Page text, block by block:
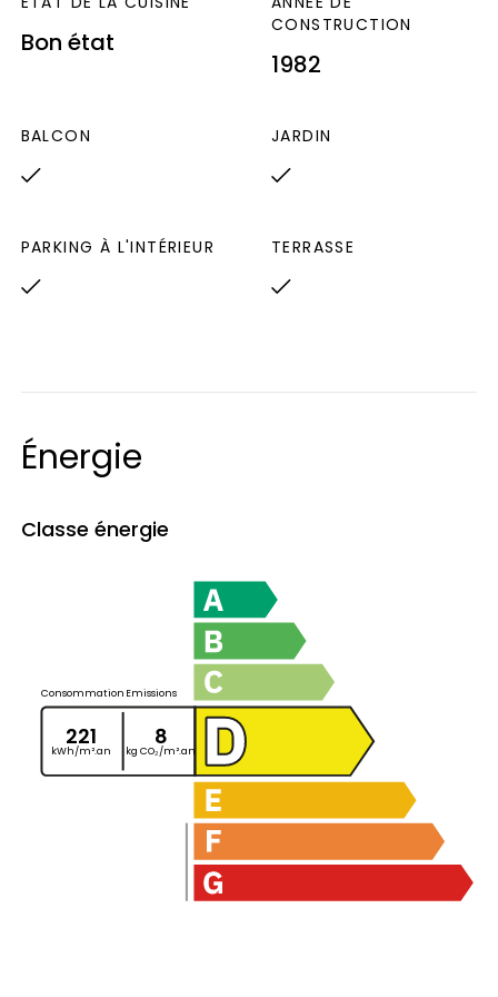
Bon état
CONSTRUCTION
1982
BALCON JARDIN
PARKING À L'INTÉRIEUR TERRASSE
Énergie
Classe énergie
Consommation
221
kWh/m².an
Emissions
8
kg CO₂/m².an